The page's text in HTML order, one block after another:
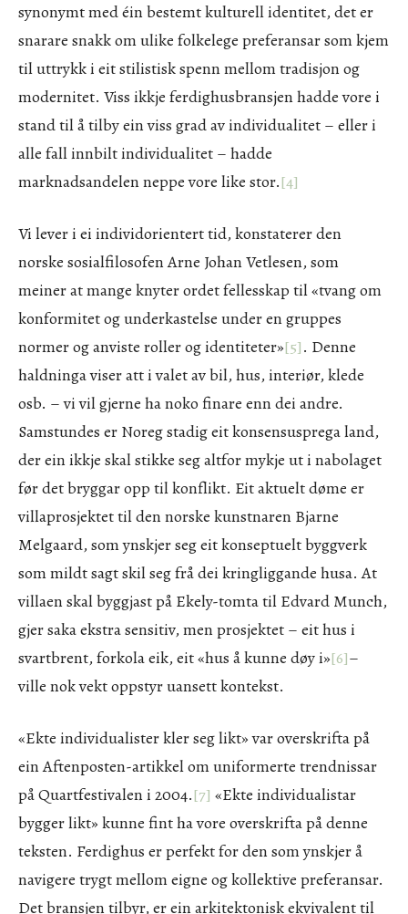
synonymt med éin bestemt kulturell identitet, det er
snarare snakk om ulike folkelege preferansar som kjem
til uttrykk i eit stilistisk spenn mellom tradisjon og
modernitet. Viss ikkje ferdighusbransjen hadde vore i
stand til å tilby ein viss grad av individualitet – eller i
alle fall innbilt individualitet – hadde
marknadsandelen neppe vore like stor.[4]
Vi lever i ei individorientert tid, konstaterer den
norske sosialfilosofen Arne Johan Vetlesen, som
meiner at mange knyter ordet fellesskap til «tvang om
konformitet og underkastelse under en gruppes
normer og anviste roller og identiteter»[5]. Denne
haldninga viser att i valet av bil, hus, interiør, klede
osb. – vi vil gjerne ha noko finare enn dei andre.
Samstundes er Noreg stadig eit konsensusprega land,
der ein ikkje skal stikke seg altfor mykje ut i nabolaget
før det bryggar opp til konflikt. Eit aktuelt døme er
villaprosjektet til den norske kunstnaren Bjarne
Melgaard, som ynskjer seg eit konseptuelt byggverk
som mildt sagt skil seg frå dei kringliggande husa. At
villaen skal byggjast på Ekely-tomta til Edvard Munch,
gjer saka ekstra sensitiv, men prosjektet – eit hus i
svartbrent, forkola eik, eit «hus å kunne døy i»[6]–
ville nok vekt oppstyr uansett kontekst.
«Ekte individualister kler seg likt» var overskrifta på
ein Aftenposten-artikkel om uniformerte trendnissar
på Quartfestivalen i 2004.[7] «Ekte individualistar
bygger likt» kunne fint ha vore overskrifta på denne
teksten. Ferdighus er perfekt for den som ynskjer å
navigere trygt mellom eigne og kollektive preferansar.
Det bransjen tilbyr, er ein arkitektonisk ekvivalent til